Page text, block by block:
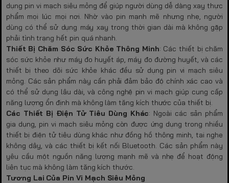
dụng pin vi mạch siêu mỏng để giúp người dùng dễ dàng xay thực
phẩm mọi lúc mọi nơi. Nhờ vào pin mạnh mẽ nhưng nhẹ, người
dùng có thể sử dụng máy xay trong thời gian dài mà không gặp
phải tình trạng hết pin quá nhanh.
Thiết Bị Chăm Sóc Sức Khỏe Thông Minh: Các thiết bị chăm
sóc sức khỏe như máy đo huyết áp, máy đo đường huyết, và các
thiết bị theo dõi sức khỏe khác đều sử dụng pin vi mạch siêu
mỏng. Các sản phẩm này cần phải đảm bảo độ chính xác cao và
có thể sử dụng lâu dài, và công nghệ pin vi mạch giúp cung cấp
năng lượng ổn định mà không làm tăng kích thước của thiết bị.
Các Thiết Bị Điện Tử Tiêu Dùng Khác: Ngoài các sản phẩm
gia dụng, pin vi mạch siêu mỏng còn được ứng dụng trong nhiều
thiết bị điện tử tiêu dùng khác như đồng hồ thông minh, tai nghe
không dây, và các thiết bị kết nối Bluetooth. Các sản phẩm này
yêu cầu một nguồn năng lượng mạnh mẽ và nhẹ để hoạt động
liên tục mà không làm tăng kích thước.
Tương Lai Của Pin Vi Mạch Siêu Mỏng